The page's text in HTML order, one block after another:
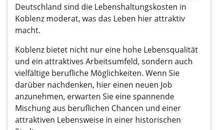
Deutschland sind die Lebenshaltungskosten in
Koblenz moderat, was das Leben hier attraktiv
macht.
Koblenz bietet nicht nur eine hohe Lebensqualität
und ein attraktives Arbeitsumfeld, sondern auch
vielfältige berufliche Möglichkeiten. Wenn Sie
darüber nachdenken, hier einen neuen Job
anzunehmen, erwarten Sie eine spannende
Mischung aus beruflichen Chancen und einer
attraktiven Lebensweise in einer historischen